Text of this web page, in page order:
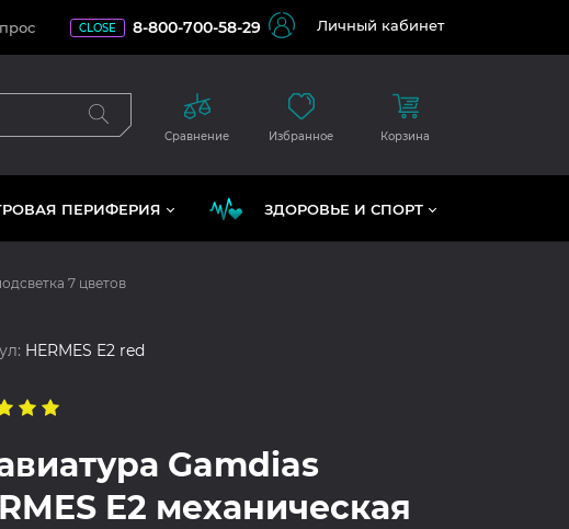
CLOSE 8-800-700-58-29 Личный кабинет
Сравнение Избранное Корзина
ПЕРИФЕРИЯ ЗДОРОВЬЕ И СПОРТ
7 цветов
HERMES E2 red
Gamdias
E2 механическая